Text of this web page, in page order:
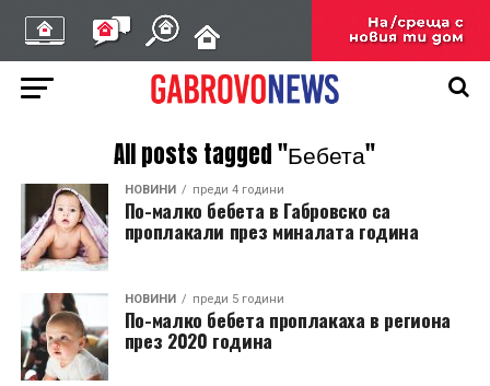
All posts tagged "Бебета"
НОВИНИ преди 4 години
По-малко бебета в Габровско са
проплакали през миналата година
НОВИНИ преди 5 години
По-малко бебета проплакаха в региона
през 2020 година